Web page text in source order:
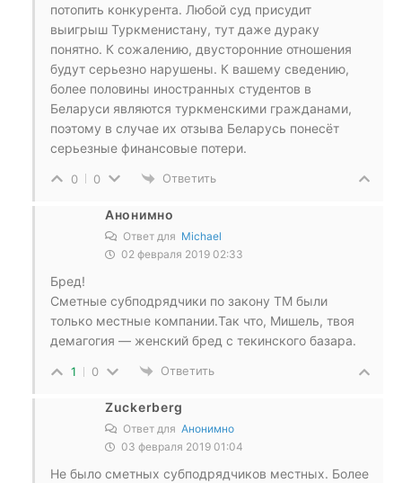
потопить конкурента. Любой суд присудит
выигрыш Туркменистану, тут даже дураку
понятно. К сожалению, двусторонние отношения
будут серьезно нарушены. К вашему сведению,
более половины иностранных студентов в
Беларуси являются туркменскими гражданами,
поэтому в случае их отзыва Беларусь понесёт
серьезные финансовые потери.
0 0 Ответить
Анонимно
Ответ для Michael
02 февраля 2019 02:33
Бред!
Сметные субподрядчики по закону ТМ были
только местные компании.Так что, Мишель, твоя
демагогия — женский бред с текинского базара.
1 0 Ответить
Zuckerberg
Ответ для Анонимно
03 февраля 2019 01:04
Не было сметных субподрядчиков местных. Более